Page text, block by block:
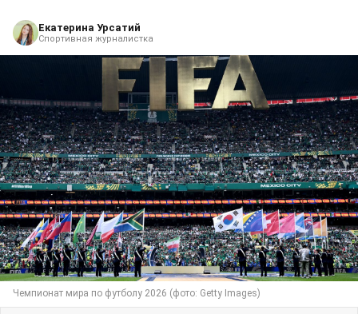
Екатерина Урсатий
Спортивная журналистка
Чемпионат мира по футболу 2026 (фото: Getty Images)